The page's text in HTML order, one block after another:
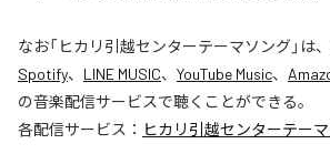
なお「ヒカリ引越センターテーマソング」は、
Spotify、 LINE MUSIC、 YouTube Music、
の音楽配信サービスで聴くことができる。
各配信サービス： ヒカリ引越センターテー